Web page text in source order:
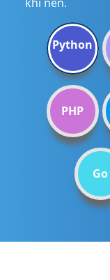
Python
PHP
Go